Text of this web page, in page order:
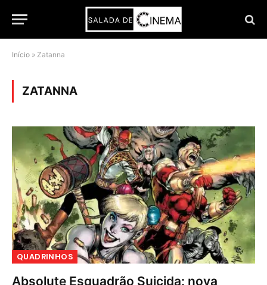
Início » Zatanna
ZATANNA
QUADRINHOS
Absolute Esquadrão Suicida: nova